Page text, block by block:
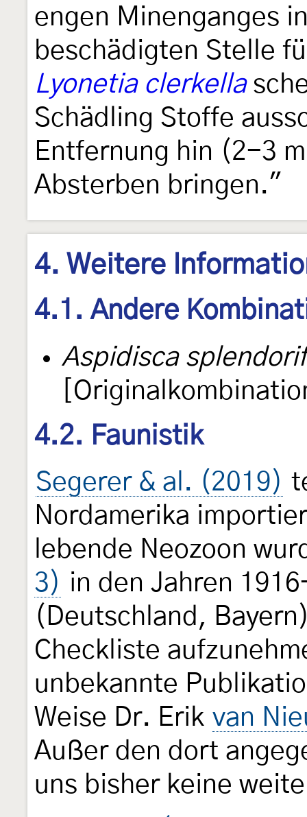
engen Minenganges
beschädigten Stelle
Lyonetia clerkella
Schädling Stoffe
Entfernung hin (2-3
Absterben bringen."
4. Weitere
4.1. Andere
Aspidisca
4.2. Faunistik
Segerer & al. (2019)
Nordamerika
lebende Neozoon
3) in den Jahren
(Deutschland,
Checkliste
unbekannte
Weise Dr. Erik van
Außer den dort
uns bisher keine